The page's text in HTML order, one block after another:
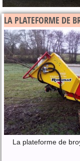
LA PLATEFORME DE
La plateforme de